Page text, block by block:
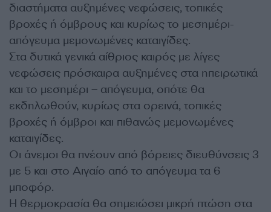
διαστήματα αυξημένες νεφώσεις, τοπικές
βροχές ή όμβρους και κυρίως το μεσημέρι-
απόγευμα μεμονωμένες καταιγίδες.
Στα δυτικά γενικά αίθριος καιρός με λίγες
νεφώσεις πρόσκαιρα αυξημένες στα ηπειρωτικά
και το μεσημέρι – απόγευμα, οπότε θα
εκδηλωθούν, κυρίως στα ορεινά, τοπικές
βροχές ή όμβροι και πιθανώς μεμονωμένες
καταιγίδες.
Οι άνεμοι θα πνέουν από βόρειες διευθύνσεις 3
με 5 και στο Αιγαίο από το απόγευμα τα 6
μποφόρ.
Η θερμοκρασία θα σημειώσει μικρή πτώση στα